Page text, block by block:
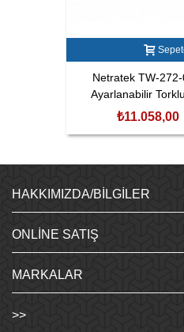
Netratek TW-
Ayarlanabilir
₺11.058,00
HAKKIMIZDA/BILGILER
ONLINE SATIŞ
MARKALAR
>>